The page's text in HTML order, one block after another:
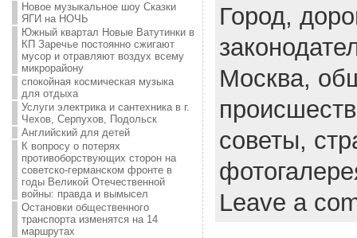
Новое музыкальное шоу Сказки
ЯГИ на НОЧЬ
Южный квартал Новые Ватутинки в
КП Заречье постоянно сжигают
мусор и отравляют воздух всему
микрорайону
спокойная космическая музыка
для отдыха
Услуги электрика и сантехника в г.
Чехов, Серпухов, Подольск
Английский для детей
К вопросу о потерях
противоборствующих сторон на
советско-германском фронте в
годы Великой Отечественной
войны: правда и вымысел
Остановки общественного
транспорта изменятся на 14
маршрутах
Город,
Москва,
советы,
Leave a